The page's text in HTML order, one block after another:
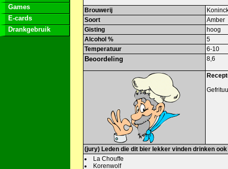
Games
E-cards
Drankgebruik
Brouwerij
Soort
Amber
Gisting
hoog
Alcohol %
5
Temperatuur
6-10
Beoordeling 8,6
(jury) Leden die dit bier lekker vinden drinken
La Chouffe
Korenwolf